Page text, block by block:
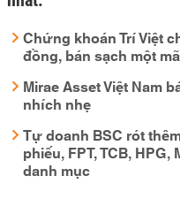
Chứng khoán Trí Việt
đồng, bán sạch một
Mirae Asset Việt Nam
nhích nhẹ
Tự doanh BSC rót
phiếu, FPT, TCB,
danh mục